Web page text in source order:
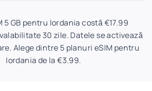
5 GB pentru Iordania costă €17.99
30 zile. Datele se activează
Alege dintre 5 planuri eSIM pentru
Iordania de la €3.99.